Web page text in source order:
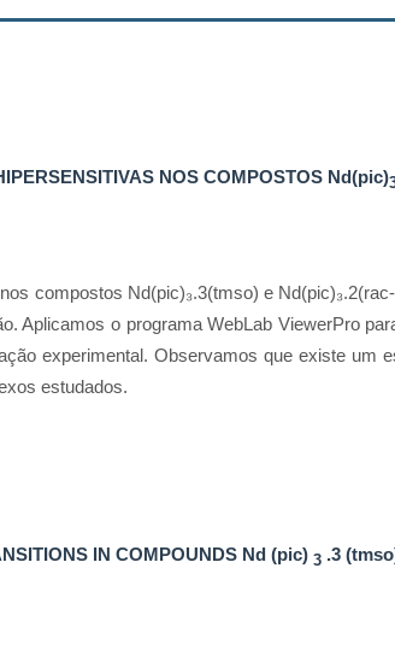
NOS COMPOSTOS Nd(pic)
compostos Nd(pic)₃.3(tmso) e
Aplicamos o programa WebLab ViewerPro
experimental. Observamos que existe um
estudados.
IN COMPOUNDS Nd (pic) 3 .3